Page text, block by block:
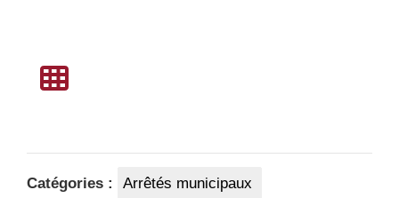
Catégories : Arrêtés municipaux